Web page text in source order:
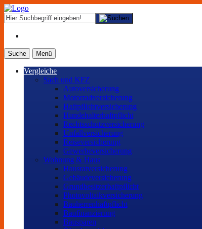
Suche Menü
Vergleiche
Sach und KFZ
Autoversicherung
Motorradversicherung
Haftpflichtversicherung
Hundehalterhaftpflicht
Rechtsschutzversicherung
Unfallversicherung
Reiseversicherung
Gewerbeversicherung
Wohnung & Haus
Hausratversicherung
Gebäudeversicherung
Grundbesitzerhaftpflicht
Photovoltaikversicherung
Bauherrenhaftpflicht
Baufinanzierung
Bausparen